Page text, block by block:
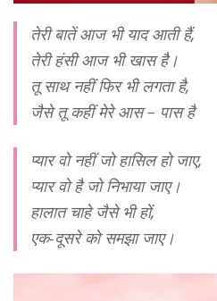
तेरी बातें आज भी याद आती हैं,
तेरी हंसी आज भी खास है।
तू साथ नहीं फिर भी लगता है,
जैसे तू कहीं मेरे आस – पास है
प्यार वो नहीं जो हासिल हो जाए,
प्यार वो है जो निभाया जाए।
हालात चाहे जैसे भी हों,
एक-दूसरे को समझा जाए।